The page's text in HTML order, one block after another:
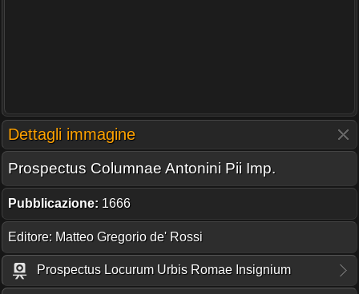
Dettagli immagine
Prospectus Columnae Antonini Pii Imp.
Pubblicazione: 1666
Editore: Matteo Gregorio de' Rossi
Prospectus Locurum Urbis Romae Insignium